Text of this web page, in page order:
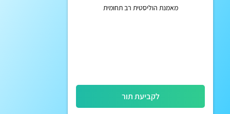
מאמנת הוליסטית רב תחומית
לקביעת תור